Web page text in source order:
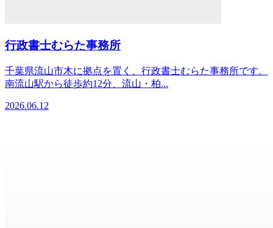
行政書士むらた事務所
千葉県流山市木に拠点を置く、行政書士むらた事務所です。
南流山駅から徒歩約12分、流山・柏...
2026.06.12